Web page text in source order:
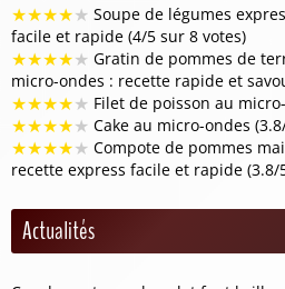
★★★★★ Soupe de légumes
facile et rapide (4/5 sur 8 votes)
★★★★★ Gratin de pommes de
micro-ondes : recette rapide et
★★★★★ Filet de poisson au
★★★★★ Cake au micro-ondes
★★★★★ Compote de pommes
recette express facile et rapide (3.8/
Actualités